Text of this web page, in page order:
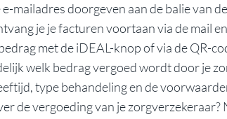
e-mailadres doorgeven aan de balie van
je je facturen voortaan via de mail
met de iDEAL-knop of via de QR-
welk bedrag vergoed wordt door je
type behandeling en de
de vergoeding van je